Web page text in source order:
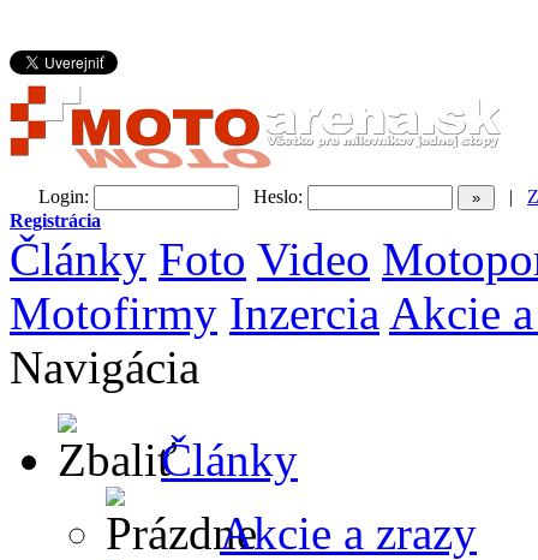
Login: Heslo: |
Registrácia
Články Foto Video
Motofirmy Inzercia Akcie
Navigácia
Články
Akcie a zrazy